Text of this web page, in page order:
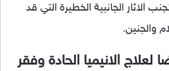
الاثار الجانبية الخطيرة التي قد
والجنين.
لعلاج الانيميا الحادة وفقر